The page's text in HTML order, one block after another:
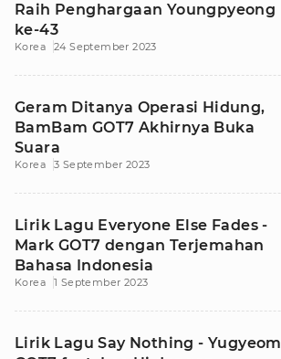
Raih Penghargaan Youngpyeong
ke-43
Korea 24 September 2023
Geram Ditanya Operasi Hidung,
BamBam GOT7 Akhirnya Buka
Suara
Korea 3 September 2023
Lirik Lagu Everyone Else Fades -
Mark GOT7 dengan Terjemahan
Bahasa Indonesia
Korea 1 September 2023
Lirik Lagu Say Nothing - Yugyeom